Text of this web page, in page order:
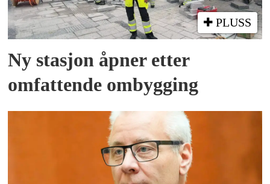
PLUSS
Ny stasjon åpner etter
omfattende ombygging